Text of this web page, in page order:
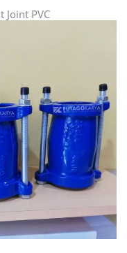
Joint PVC